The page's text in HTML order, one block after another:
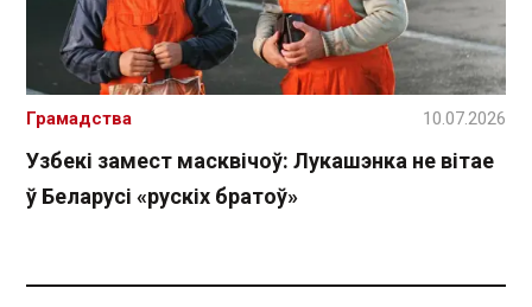
Узбекі замест масквічоў: Лукашэнка не вітае
ў Беларусі «рускіх братоў»
Грамадства 10.07.2026